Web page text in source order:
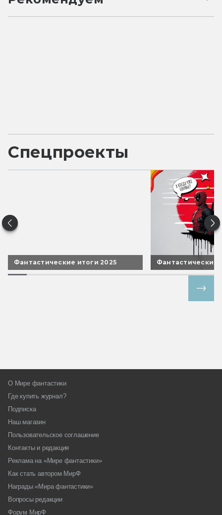
Спецпроекты
Фантастические итоги 2025 Фантастические
О Мире фантастики
Где купить журнал?
Подписка
Наш магазин
Пользовательское соглашение
Контакты и редакция
Реклама на «Мире фантастики»
Как стать автором МирФ
Награды «Мира фантастики»
Вопросы редакции
Форум МирФ